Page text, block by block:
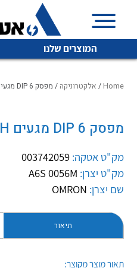
המוצרים שלנו
איכות |
והפצה של
מיתוג, בקרה , ואינסטלציה חשמלית
חשמל
רובוטיקה ואוטומציה
לכל מוצרי היצרן
Home
/ אלקטרוניקה / מפסק DIP 6 מגעים OCB A6S-6102-PH
מפסק DIP 6 מגעים OCB A6S-6102-PH
מק"ט אטקה: 003742059
מק"ט יצרן: A6S 0056M
שם יצרן: OMRON
תיאור
תאור מוצר מקוצר: